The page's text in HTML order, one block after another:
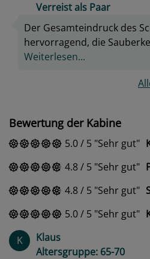
Verreist als Paar
Der Gesamteindruck des
hervorragend, die
Weiterlesen...
Bewertung der Kabine
5.0/ 5 Sehr gut
4.8/ 5 Sehr gut
4.8/ 5 Sehr gut
5.0/ 5 Sehr gut
K
Klaus
Altersgruppe: 65-70